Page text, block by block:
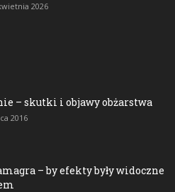
2026
– skutki i objawy obżarstwa
2016
– by efekty były widoczne